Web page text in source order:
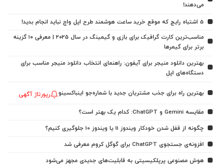
می‌دهند!
5 اشتباه رایج که موقع خرید ساعت هوشمند طرح اپل واچ نباید انجام بدید!
مناسب‌ترین کارت گرافیک برای بازی و گیمینگ در سال ۲۰۲۵ | معرفی ۱۰ گزینه
برتر برای گیمرها
بهترین دانلود منیجر برای آیفون: راهنمای انتخاب دانلود منیجر مناسب برای
دستگاه‌های اپل
بهترین راه برای جذب مشتریان جدید با شماره‌جو اینباکسینو رپورتاژ آگهی
مقایسه Gemini و ChatGPT: کدام یک بهتر است؟
چگونه از قفل شدن خودکار ویندوز 11 یا ویندوز 10 جلوگیری کنیم؟
افزونه‌ی جستجوی ChatGPT برای گوگل کروم معرفی شد
هوش مصنوعی پرپلکیسیتی به قابلیت‌های جدیدی مجهز می‌شود